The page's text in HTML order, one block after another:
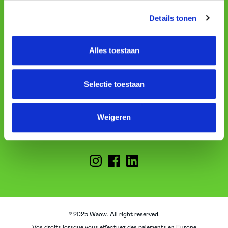
Details tonen
Alles toestaan
Selectie toestaan
Weigeren
Waowdeals.be BV
BE0567.647.463
Tél.: +32 3 318 91 71
Powered by MPS
© 2025 Waow. All right reserved.